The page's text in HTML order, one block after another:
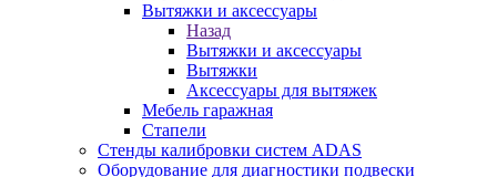
Вытяжки и аксессуары
Назад
Вытяжки и аксессуары
Вытяжки
Аксессуары для вытяжек
Мебель гаражная
Стапели
Стенды калибровки систем ADAS
Оборудование для диагностики подвески